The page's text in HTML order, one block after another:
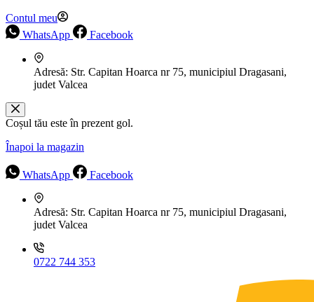
Contul meu
WhatsApp
Facebook
Adresă: Str. Capitan Hoarca nr 75, municipiul Dragasani,
judet Valcea
Coșul tău este în prezent gol.
Înapoi la magazin
WhatsApp Facebook
Adresă: Str. Capitan Hoarca nr 75, municipiul Dragasani,
judet Valcea
0722 744 353